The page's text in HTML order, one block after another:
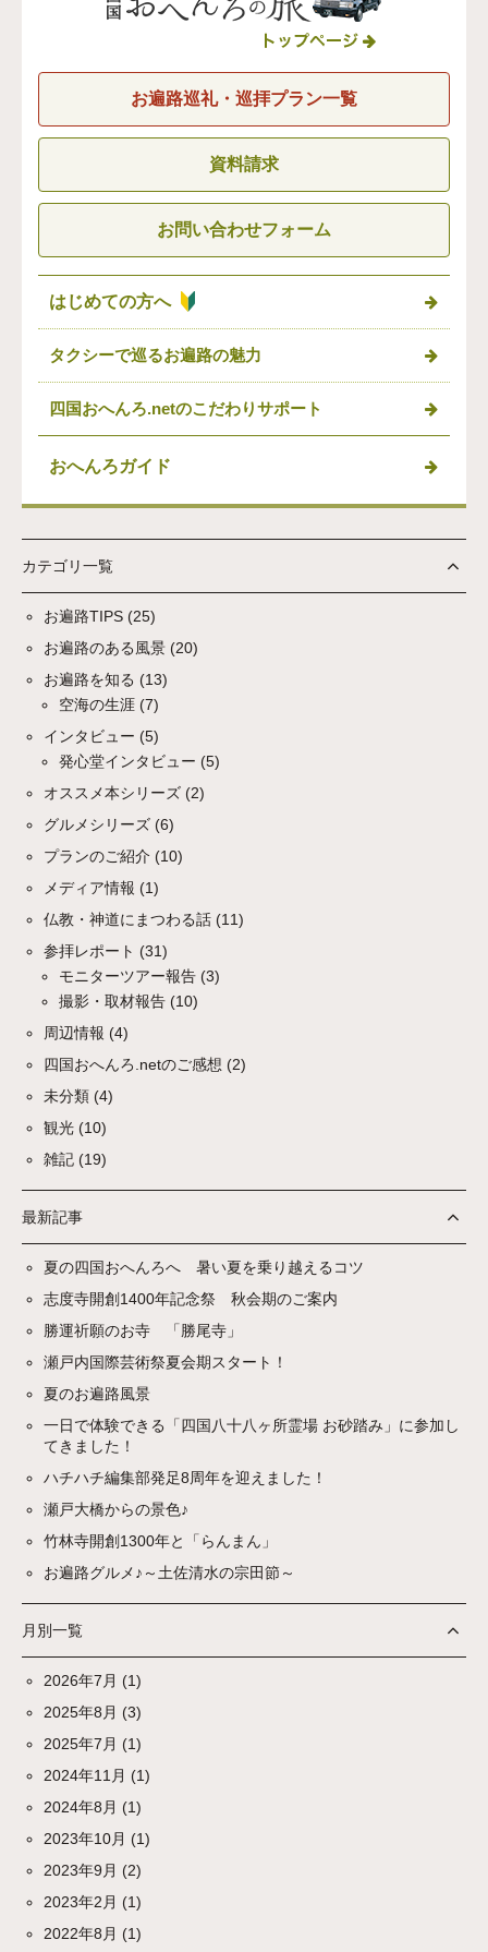
お遍路巡礼・巡拝プラン一覧
資料請求
お問い合わせフォーム
はじめての方へ
タクシーで巡るお遍路の魅力
四国おへんろ.netのこだわりサポート
おへんろガイド
カテゴリ一覧
お遍路TIPS (25)
お遍路のある風景 (20)
お遍路を知る (13)
空海の生涯 (7)
インタビュー (5)
発心堂インタビュー (5)
オススメ本シリーズ (2)
グルメシリーズ (6)
プランのご紹介 (10)
メディア情報 (1)
仏教・神道にまつわる話 (11)
参拝レポート (31)
モニターツアー報告 (3)
撮影・取材報告 (10)
周辺情報 (4)
四国おへんろ.netのご感想 (2)
未分類 (4)
観光 (10)
雑記 (19)
最新記事
夏の四国おへんろへ 暑い夏を乗り越えるコツ
志度寺開創1400年記念祭 秋会期のご案内
勝運祈願のお寺 「勝尾寺」
瀬戸内国際芸術祭夏会期スタート！
夏のお遍路風景
一日で体験できる「四国八十八ヶ所霊場 お砂踏み」に参加し
てきました！
ハチハチ編集部発足8周年を迎えました！
瀬戸大橋からの景色♪
竹林寺開創1300年と「らんまん」
お遍路グルメ♪～土佐清水の宗田節～
月別一覧
2026年7月 (1)
2025年8月 (3)
2025年7月 (1)
2024年11月 (1)
2024年8月 (1)
2023年10月 (1)
2023年9月 (2)
2023年2月 (1)
2022年8月 (1)